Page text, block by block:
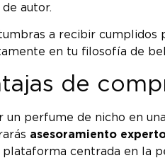
autor.
a recibir cumplidos
en tu filosofía de
de
un perfume de nicho en
asesoramiento
plataforma centrada en la